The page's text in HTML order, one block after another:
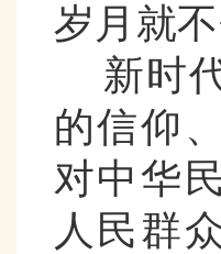
岁月就
新时
的信仰
对中华
人民群